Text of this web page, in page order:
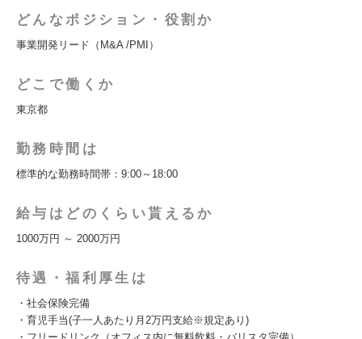
どんなポジション・役割か
事業開発リード（M&A /PMI）
どこで働くか
東京都
勤務時間は
標準的な勤務時間帯：9:00～18:00
給与はどのくらい貰えるか
1000万円 ～ 2000万円
待遇・福利厚生は
・社会保険完備
・育児手当(子一人あたり月2万円支給※規定あり)